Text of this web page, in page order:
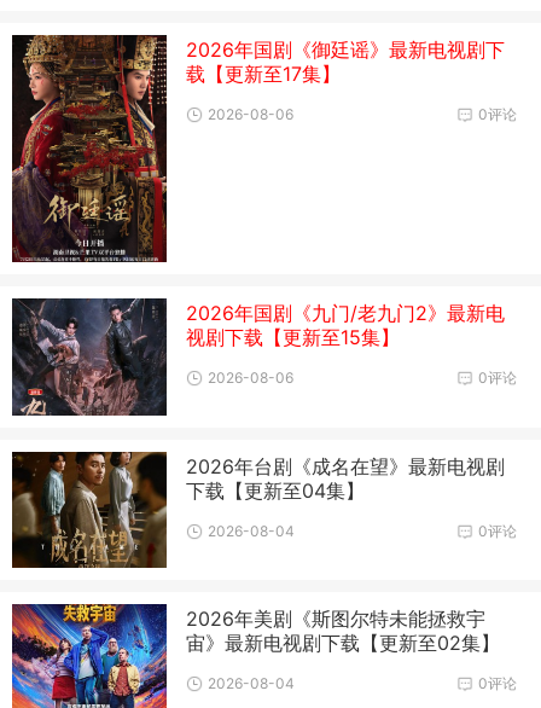
2026年国剧《御廷谣》最新电视剧下
载【更新至17集】
0评论
2026-08-06
2026年国剧《九门/老九门2》最新电
视剧下载【更新至15集】
0评论
2026-08-06
2026年台剧《成名在望》最新电视剧
下载【更新至04集】
0评论
2026-08-04
2026年美剧《斯图尔特未能拯救宇
宙》最新电视剧下载【更新至02集】
0评论
2026-08-04